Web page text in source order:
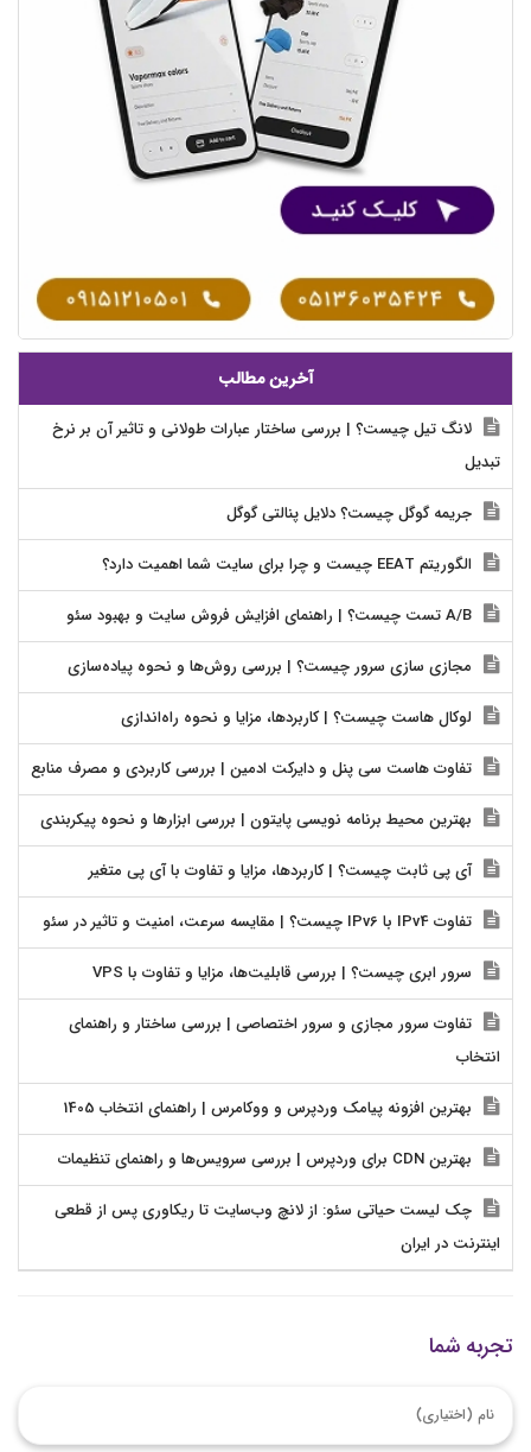
آخرین مطالب
لانگ تیل چیست؟ | بررسی ساختار عبارات طولانی و تاثیر آن بر نرخ
تبدیل
جریمه گوگل چیست؟ دلایل پنالتی گوگل
الگوریتم EEAT چیست و چرا برای سایت شما اهمیت دارد؟
مجازی سازی سرور چیست؟ | بررسی روش‌ها و نحوه پیاده‌سازی
لوکال هاست چیست؟ | کاربردها، مزایا و نحوه راه‌اندازی
تفاوت هاست سی پنل و دایرکت ادمین | بررسی کاربردی و مصرف منابع
بهترین محیط برنامه نویسی پایتون | بررسی ابزارها و نحوه پیکربندی
آی پی ثابت چیست؟ | کاربردها، مزایا و تفاوت با آی پی متغیر
تفاوت IPv4 با IPv6 چیست؟ | مقایسه سرعت، امنیت و تاثیر در سئو
سرور ابری چیست؟ | بررسی قابلیت‌ها، مزایا و تفاوت با VPS
تفاوت سرور مجازی و سرور اختصاصی | بررسی ساختار و راهنمای
انتخاب
بهترین افزونه پیامک وردپرس و ووکامرس | راهنمای انتخاب 1405
بهترین CDN برای وردپرس | بررسی سرویس‌ها و راهنمای تنظیمات
چک لیست حیاتی سئو: از لانچ وب‌سایت تا ریکاوری پس از قطعی
اینترنت در ایران
تجربه شما